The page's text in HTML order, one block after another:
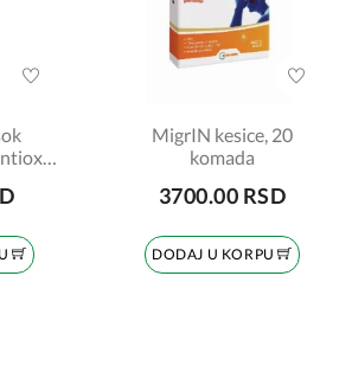
MigrIN kesice, 20
komada
3700.00 RSD
DODAJ U KORPU